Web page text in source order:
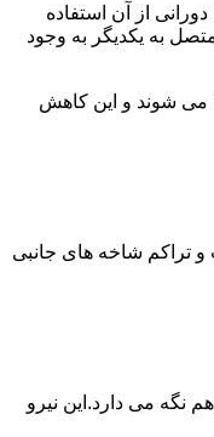
قالب گیری دورانی از آن استفاده
به یکدیگر به وجود
می شوند و این کاهش
های پلی اتیلن سنگین ۵۰ بار بلندتر از پلی اتیلن سبک است و تراکم شاخه های جانبی
نگه می دارد.این نیرو